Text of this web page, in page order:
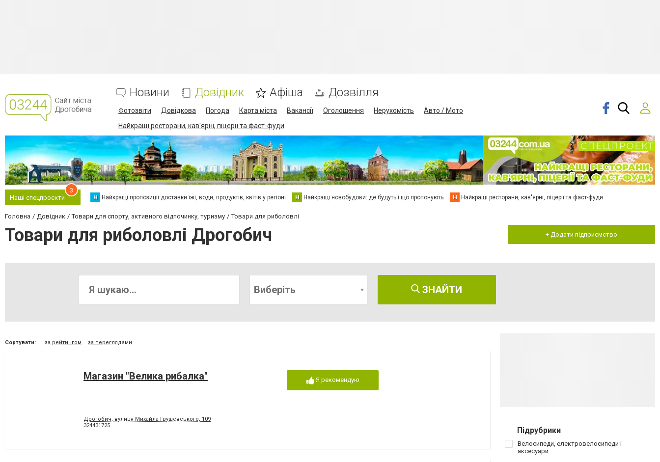
Новини Довідник Афіша Дозвілля
Фотозвіти Довідкова Погода Карта міста Вакансії Оголошення Нерухомість
Авто / Мото
Найкращі ресторани, кав'ярні, піцерії та фаст-фуди
Наші спецпроєкти
3
Н Найкращі пропозиції доставки їжі, води, продуктів, квітів у регіоні Н Найкращі новобудови: де будуть і що пропонують Н Найкращі ресторани, кав'ярні, піцерії та фаст-фуди
Головна Довідник Товари для спорту, активного відпочинку, туризму Товари для риболовлі
Товари для риболовлі Дрогобич + Додати підприємство
Виберіть ЗНАЙТИ
Сортувати: за рейтингом за переглядами
Магазин "Велика рибалка"
Дрогобич, вулиця Михайла Грушевського, 109
324431725
Я рекомендую
Підрубрики
Велосипеди, електровелосипеди і
аксесуари